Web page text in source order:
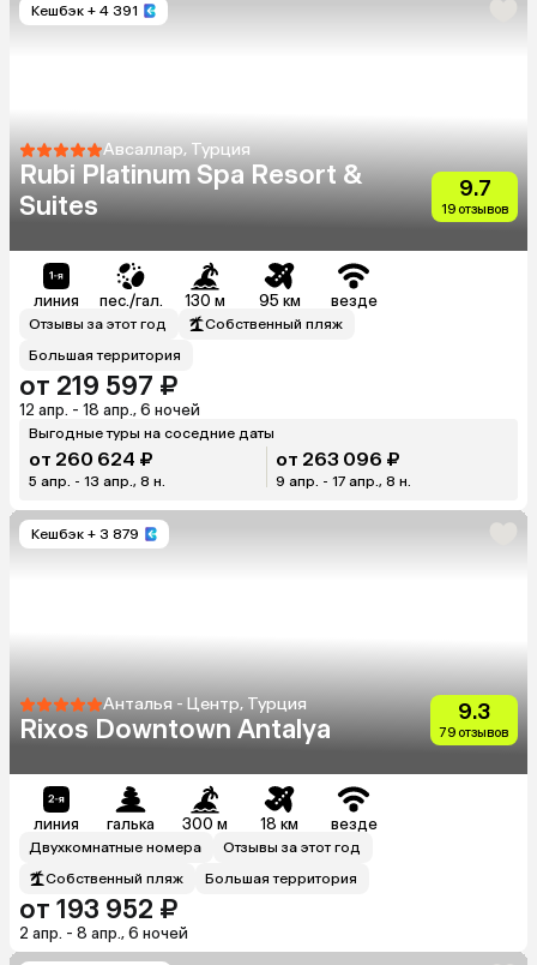
Кешбэк + 4 391
Авсаллар, Турция
Rubi Platinum Spa Resort &
Suites
9.7
19 отзывов
линия пес./гал. 130 м 95 км везде
Отзывы за этот год
Собственный пляж
Большая территория
от 219 597 ₽
12 апр. - 18 апр., 6 ночей
Выгодные туры на соседние даты
от 260 624 ₽
5 апр. - 13 апр., 8 н.
от 263 096 ₽
9 апр. - 17 апр., 8 н.
Кешбэк + 3 879
Анталья - Центр, Турция
Rixos Downtown Antalya
9.3
79 отзывов
линия галька 300 м 18 км везде
Двухкомнатные номера
Отзывы за этот год
Собственный пляж
Большая территория
от 193 952 ₽
2 апр. - 8 апр., 6 ночей